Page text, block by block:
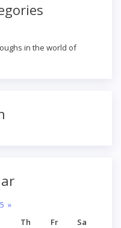
in the world of
»
Th Fr
Sa